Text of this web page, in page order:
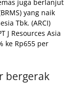
juga berlanjut
yang naik
Tbk. (ARCI)
J Resources Asia
ke Rp655 per
bergerak